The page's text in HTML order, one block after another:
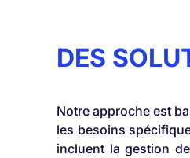
DES
Notre approche est
les besoins
incluent la gestion